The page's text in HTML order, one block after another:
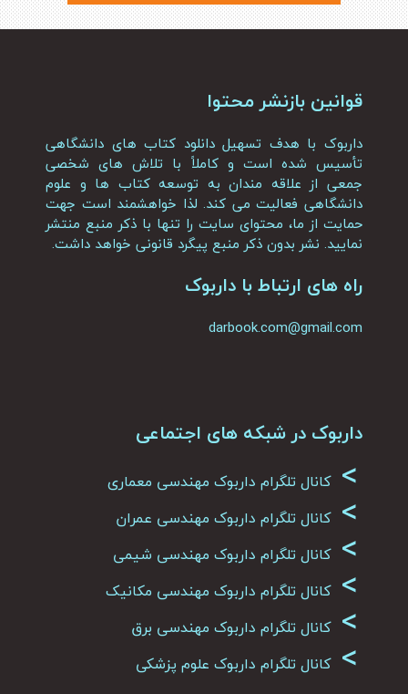
قوانین بازنشر محتوا
داربوک با هدف تسهیل دانلود کتاب های دانشگاهی
تأسیس شده است و کاملاً با تلاش های شخصی
جمعی از علاقه مندان به توسعه کتاب ها و علوم
دانشگاهی فعالیت می کند. لذا خواهشمند است جهت
حمایت از ما، محتوای سایت را تنها با ذکر منبع منتشر
نمایید. نشر بدون ذکر منبع پیگرد قانونی خواهد داشت.
راه های ارتباط با داربوک
darbook.com@gmail.com
داربوک در شبکه های اجتماعی
> کانال تلگرام داربوک مهندسی معماری
> کانال تلگرام داربوک مهندسی عمران
> کانال تلگرام داربوک مهندسی شیمی
> کانال تلگرام داربوک مهندسی مکانیک
> کانال تلگرام داربوک مهندسی برق
> کانال تلگرام داربوک علوم پزشکی